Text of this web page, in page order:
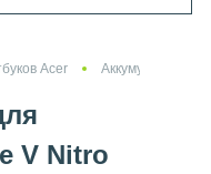
Acer Аккумуляторы
V Nitro